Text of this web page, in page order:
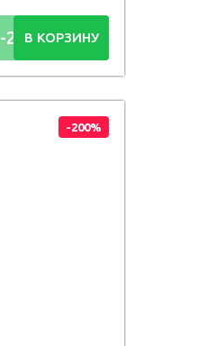
-21 474
В КОРЗИНУ
-200%